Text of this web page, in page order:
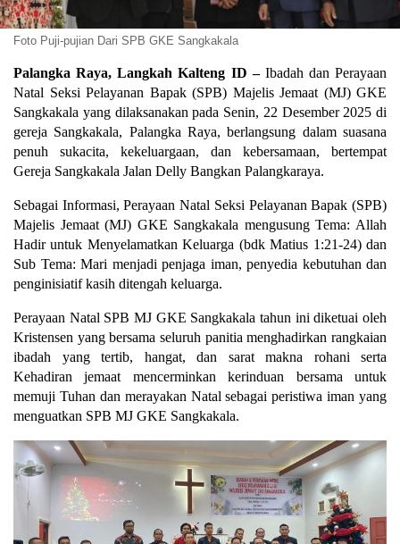
Foto Puji-pujian Dari SPB GKE Sangkakala
Palangka Raya, Langkah Kalteng ID –Ibadah dan Perayaan
Natal Seksi Pelayanan Bapak (SPB) Majelis Jemaat (MJ) GKE
Sangkakala yang dilaksanakan pada Senin, 22 Desember 2025 di
gereja Sangkakala, Palangka Raya, berlangsung dalam suasana
penuh sukacita, kekeluargaan, dan kebersamaan, bertempat
Gereja Sangkakala Jalan Delly Bangkan Palangkaraya.
Sebagai Informasi, Perayaan Natal Seksi Pelayanan Bapak (SPB)
Majelis Jemaat (MJ) GKE Sangkakala mengusung Tema: Allah
Hadir untuk Menyelamatkan Keluarga (bdk Matius 1:21-24) dan
Sub Tema: Mari menjadi penjaga iman, penyedia kebutuhan dan
penginisiatif kasih ditengah keluarga.
Perayaan Natal SPB MJ GKE Sangkakala tahun ini diketuai oleh
Kristensen yang bersama seluruh panitia menghadirkan rangkaian
ibadah yang tertib, hangat, dan sarat makna rohani serta
Kehadiran jemaat mencerminkan kerinduan bersama untuk
memuji Tuhan dan merayakan Natal sebagai peristiwa iman yang
menguatkan SPB MJ GKE Sangkakala.